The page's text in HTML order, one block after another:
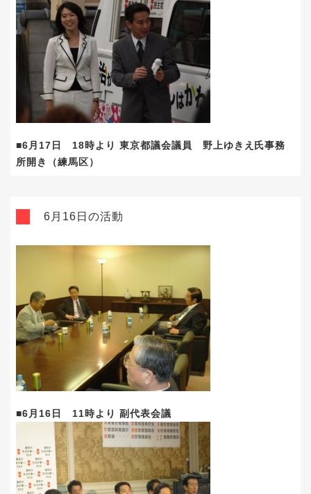
■6月17日 18時より 東京都議会議員 野上ゆきえ氏事務
所開き（練馬区）
6月16日の活動
■6月16日 11時より 副代表会議